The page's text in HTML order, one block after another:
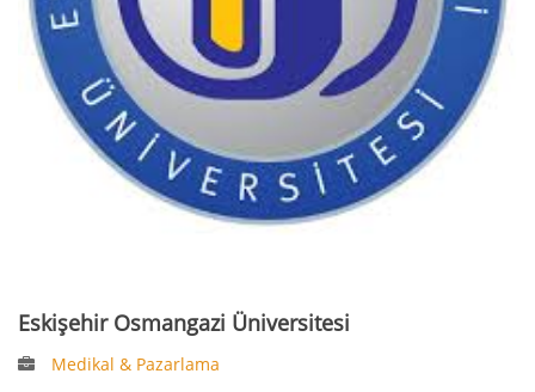
Eskişehir Osmangazi Üniversitesi
Medikal & Pazarlama